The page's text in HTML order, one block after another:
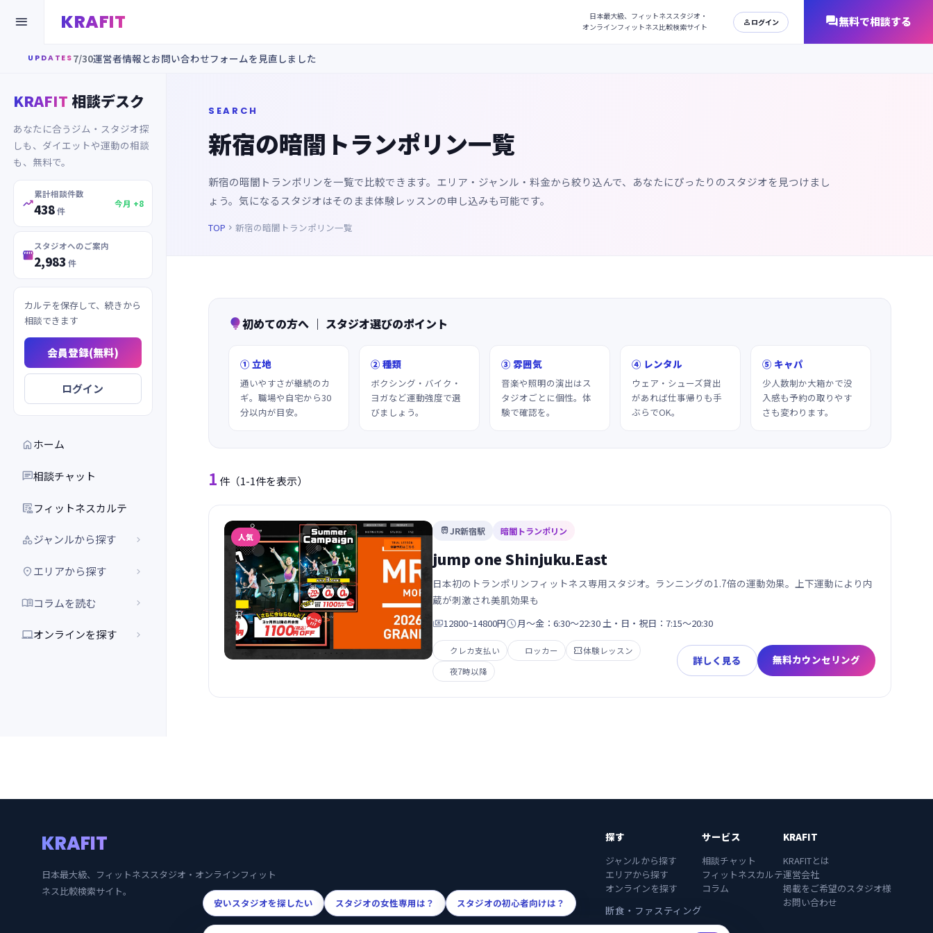
KRAFIT 日本最大級、フィットネススタジオ・
オンラインフィットネス比較検索サイト

UPDATES 7/30運営者情報とお問い合わせフォームを見直しました
KRAFIT 相談デスク
あなたに合うジム・スタジオ探
しも、ダイエットや運動の相談
も、無料で。

累計相談件数
438件
今月 +8

スタジオへのご案内
2,983 件
カルテを保存して、続きから
相談できます
会員登録(無料)
ログイン
ホーム
相談チャット
フィットネスカルテ
ジャンルから探す 
エリアから探す 
コラムを読む 
オンラインを探す 
SEARCH
新宿の暗闇トランポリン一覧
新宿の暗闇トランポリンを一覧で比較できます。エリア・ジャンル・料金から絞り込んで、あなたにぴったりのスタジオを見つけまし
ょう。気になるスタジオはそのまま体験レッスンの申し込みも可能です。
TOP  新宿の暗闇トランポリン一覧
初めての方へ ｜ スタジオ選びのポイント
① 立地
通いやすさが継続のカ
ギ。職場や自宅から30
分以内が目安。
② 種類
ボクシング・バイク・
ヨガなど運動強度で選
びましょう。
③ 雰囲気
音楽や照明の演出はス
タジオごとに個性。体
験で確認を。
④ レンタル
ウェア・シューズ貸出
があれば仕事帰りも手
ぶらでOK。
⑤ キャパ
少人数制か大箱かで没
入感も予約の取りやす
さも変わります。
1 件（1-1件を表示）
人気
JR新宿駅 暗闇トランポリン
jump one Shinjuku.East
日本初のトランポリンフィットネス専用スタジオ。ランニングの1.7倍の運動効果。上下運動により内
蔵が刺激され美肌効果も
12800~14800円月～金：6:30～22:30 土・日・祝日：7:15～20:30
クレカ支払い ロッカー 体験レッスン
夜7時以降
詳しく見る 無料カウンセリング
KRAFIT
日本最大級、フィットネススタジオ・オンラインフィット
ネス比較検索サイト。
探す
ジャンルから探す
エリアから探す
オンラインを探す
断食・ファスティング
サービス
相談チャット
フィットネスカルテ
コラム
KRAFIT
KRAFITとは
運営会社
掲載をご希望のスタジオ様
お問い合わせ
安いスタジオを探したい スタジオの女性専用は？ スタジオの初心者向けは？